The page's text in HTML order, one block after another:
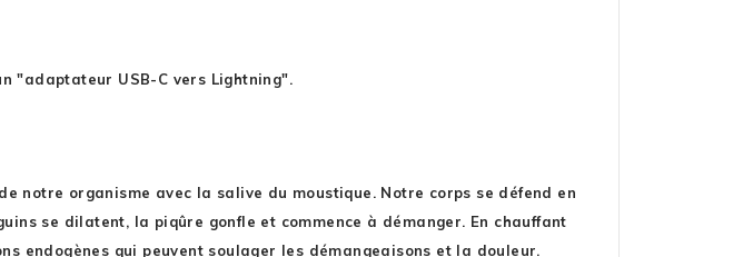
"adaptateur USB-C vers Lightning".
notre organisme avec la salive du moustique. Notre corps se défend en
se dilatent, la piqûre gonfle et commence à démanger. En chauffant
endogènes qui peuvent soulager les démangeaisons et la douleur.